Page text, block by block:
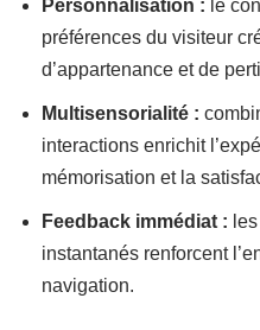
Personnalisation : le
préférences du visiteur
d’appartenance et de
Multisensorialité :
interactions enrichit
mémorisation et la
Feedback immédiat :
instantanés renforcent
navigation.